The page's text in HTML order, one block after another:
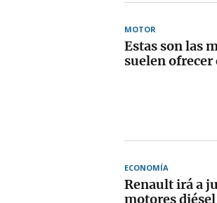
MOTOR
Estas son las
suelen
ECONOMÍA
Renault irá a
motores